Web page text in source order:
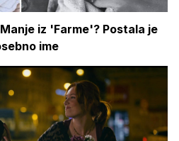
iz 'Farme'? Postala je
ime